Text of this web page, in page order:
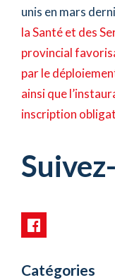
unis en mars
la Santé et des
provincial
par le
ainsi que
inscription
Catégories